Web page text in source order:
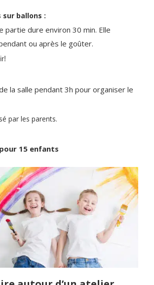
sur ballons :
partie dure environ 30 min. Elle
ou après le goûter.
la salle pendant 3h pour organiser le
par les parents.
pour 15 enfants